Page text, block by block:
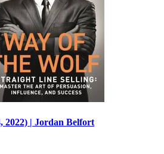
2022) | Jordan Belfort